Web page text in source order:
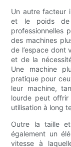
Un autre facteur
et le poids de
professionnelles
des machines
de l’espace dont
et de la
Une machine
pratique pour
leur machine,
lourde peut
utilisation à long
Outre la taille
également un
vitesse à